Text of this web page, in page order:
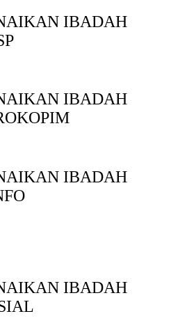
IBADAH
IBADAH
IBADAH
IBADAH